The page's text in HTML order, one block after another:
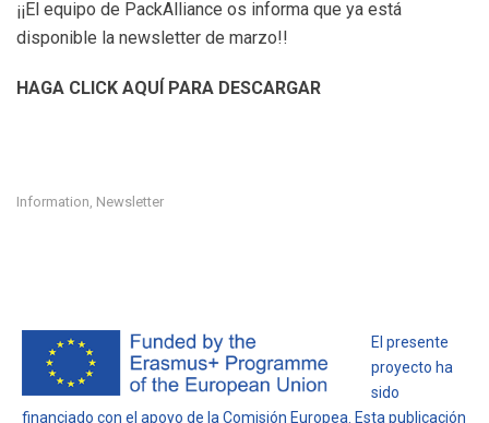
¡¡El equipo de PackAlliance os informa que ya está
disponible la newsletter de marzo!!
HAGA CLICK AQUÍ PARA DESCARGAR
Information Newsletter
El presente
proyecto ha
sido
financiado con el apoyo de la Comisión Europea. Esta publicación